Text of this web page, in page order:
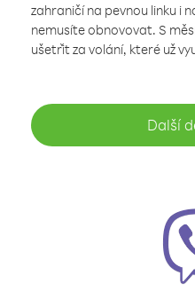
zahraničí na pevnou linku i
nemusíte obnovovat. S
ušetřit za volání, které už
Další